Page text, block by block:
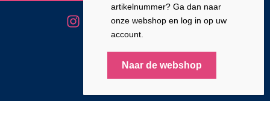
artikelnummer? Ga dan naar
onze webshop en log in op uw
account.
Naar de webshop